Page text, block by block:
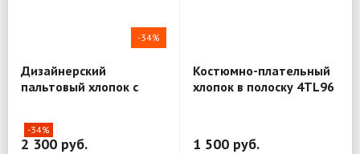
-34%
Дизайнерский
пальтовый хлопок с
-34%
2 300 руб.
Костюмно-плательный
хлопок в полоску 4TL96
1 500 руб.